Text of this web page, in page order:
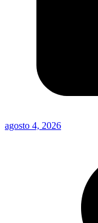
agosto 4, 2026